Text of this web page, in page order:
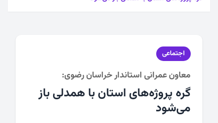
فرهنگی
ورزشی
اجتماعی
معاون عمرانی استاندار خراسان رضوی:
گره پروژه‌های استان با همدلی باز
می‌شود